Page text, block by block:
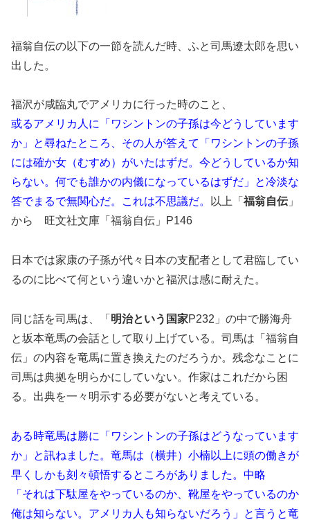
福翁自伝の以下の一節を読んだ時、ふと司馬遼太郎を思い
出した。
福沢が咸臨丸でアメリカに行った時のこと、
或るアメリカ人に「ワシントンの子孫は今どうしています
か」と尋ねたところ、その人が答えて「ワシントンの子孫
には確か女（むすめ）がいたはずだ。今どうしているか知
らない。何でも誰かの内儀になっているはずだ」と冷淡な
答でまるで無関心だ。これは不思議だ。 以上「 福翁自伝」
から 旺文社文庫「福翁自伝」P146
日本では家康の子孫が代々日本の支配者として君臨してい
るのに比べて何という違いかと福沢は感に耐えた。
同じ話を司馬は、「 明治という国家P232」の中で勝海舟
と坂本竜馬の会話として取り上げている。司馬は「福翁自
伝」の内容を竜馬に置き換えたのだろうか。残念なことに
司馬は典拠を明らかにしていない。作家はこれだから困
る。出典を一々明示する必要がないと考えている。
ある時竜馬は勝に「ワシントンの子孫はどうなっています
か」と訊ねました。竜馬は（横井）小楠以上に頭の働きが
早くしかも刻々頓悟するところがありました。中略
「それは下駄屋をやっているのか、靴屋をやっているのか
俺は知らない。アメリカ人も知らないだろう」と言うと竜